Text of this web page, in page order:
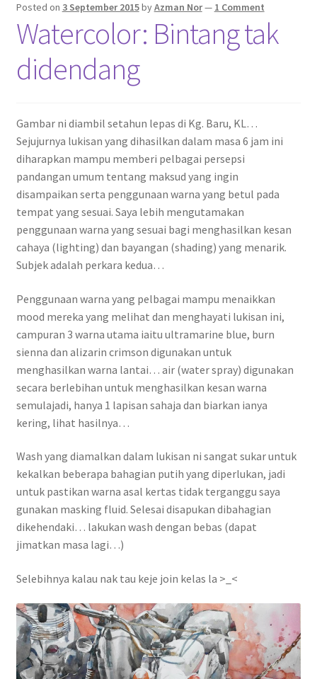
Posted on 3 September 2015byAzman Nor— 1 Comment
Watercolor: Bintang tak
didendang
Gambar ni diambil setahun lepas di Kg. Baru, KL…
Sejujurnya lukisan yang dihasilkan dalam masa 6 jam ini
diharapkan mampu memberi pelbagai persepsi
pandangan umum tentang maksud yang ingin
disampaikan serta penggunaan warna yang betul pada
tempat yang sesuai. Saya lebih mengutamakan
penggunaan warna yang sesuai bagi menghasilkan kesan
cahaya (lighting) dan bayangan (shading) yang menarik.
Subjek adalah perkara kedua…
Penggunaan warna yang pelbagai mampu menaikkan
mood mereka yang melihat dan menghayati lukisan ini,
campuran 3 warna utama iaitu ultramarine blue, burn
sienna dan alizarin crimson digunakan untuk
menghasilkan warna lantai… air (water spray) digunakan
secara berlebihan untuk menghasilkan kesan warna
semulajadi, hanya 1 lapisan sahaja dan biarkan ianya
kering, lihat hasilnya…
Wash yang diamalkan dalam lukisan ni sangat sukar untuk
kekalkan beberapa bahagian putih yang diperlukan, jadi
untuk pastikan warna asal kertas tidak terganggu saya
gunakan masking fluid. Selesai disapukan dibahagian
dikehendaki… lakukan wash dengan bebas (dapat
jimatkan masa lagi…)
Selebihnya kalau nak tau keje join kelas la >_<